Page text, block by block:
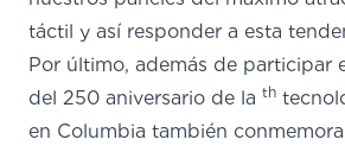
táctil y así responder a esta
Por último, además de participar
del 250 aniversario de la th
en Columbia también